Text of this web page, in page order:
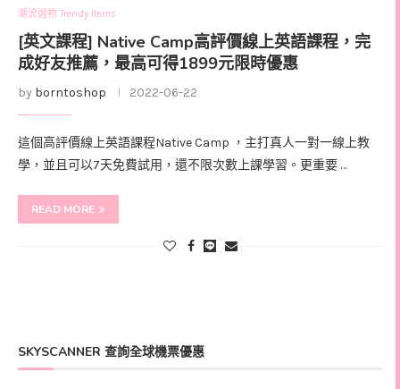
潮流選物 Trendy Items
[英文課程] Native Camp高評價線上英語課程，完
成好友推薦，最高可得1899元限時優惠
by borntoshop 2022-06-22
這個高評價線上英語課程Native Camp ，主打真人一對一線上教
學，並且可以7天免費試用，還不限次數上課學習。更重要 …
READ MORE
SKYSCANNER 查詢全球機票優惠